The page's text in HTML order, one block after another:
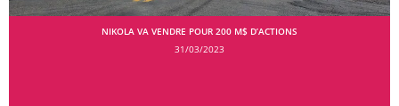
NIKOLA VA VENDRE POUR 200 M$ D’ACTIONS
31/03/2023